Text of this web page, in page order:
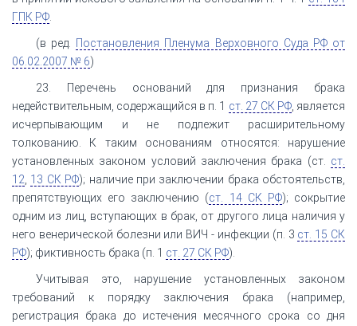
ГПК РФ
(в ред. Постановления Пленума Верховного Суда РФ от
06.02.2007 № 6)
23. Перечень оснований для признания брака
недействительным, содержащийся в п. 1 ст. 27 СК РФ, является
исчерпывающим и не подлежит расширительному
толкованию. К таким основаниям относятся: нарушение
установленных законом условий заключения брака (ст. ст.
12 13 СК РФ); наличие при заключении брака обстоятельств,
препятствующих его заключению (ст. 14 СК РФ); сокрытие
одним из лиц, вступающих в брак, от другого лица наличия у
него венерической болезни или ВИЧ - инфекции (п. 3 ст. 15 СК
РФ); фиктивность брака (п. 1 ст. 27 СК РФ).
Учитывая это, нарушение установленных законом
требований к порядку заключения брака (например,
регистрация брака до истечения месячного срока со дня